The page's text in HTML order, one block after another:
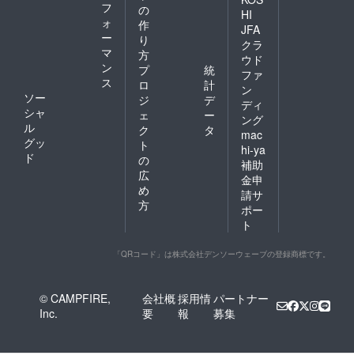
フ
ォ
ー
マ
ン
ス
ソー
シャ
ル
グッ
ド
の
作
り
方
プ
ロ
ジ
ェ
ク
ト
の
広
め
方
統
計
デ
ー
タ
HI
JFA
クラ
ウド
ファ
ン
ディ
ング
mac
hi-ya
補助
金申
請サ
ポー
ト
「QRコード」は株式会社デンソーウェーブの登録商標です。
© CAMPFIRE,
Inc.
会社概
要
採用情
報
パートナー
募集